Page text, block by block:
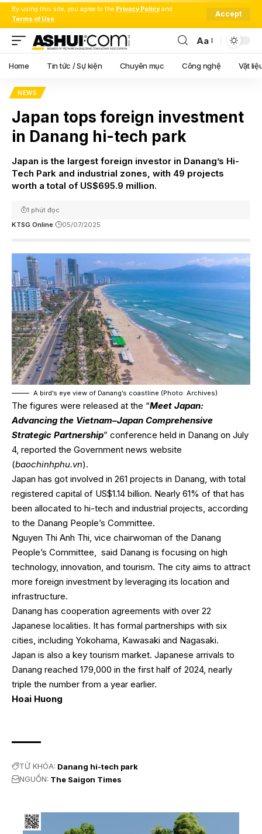
By using this site, you agree to the Privacy Policy and
Terms of Use.
Accept
Font
Resizer
Aa
Home Tin tức / Sự kiện Chuyên mục Công nghệ Vật
NEWS
Japan tops foreign investment
in Danang hi-tech park
Japan is the largest foreign investor in Danang’s Hi-
Tech Park and industrial zones, with 49 projects
worth a total of US$695.9 million.
KTSG Online 05/07/2025
1 phút đọc
A bird’s eye view of Danang’s coastline (Photo: Archives)
The figures were released at the “Meet Japan:
Advancing the Vietnam–Japan Comprehensive
Strategic Partnership” conference held in Danang on July
4, reported the Government news website
(baochinhphu.vn).
Japan has got involved in 261 projects in Danang, with total
registered capital of US$1.14 billion. Nearly 61% of that has
been allocated to hi-tech and industrial projects, according
to the Danang People’s Committee.
Nguyen Thi Anh Thi, vice chairwoman of the Danang
People’s Committee, said Danang is focusing on high
technology, innovation, and tourism. The city aims to attract
more foreign investment by leveraging its location and
infrastructure.
Danang has cooperation agreements with over 22
Japanese localities. It has formal partnerships with six
cities, including Yokohama, Kawasaki and Nagasaki.
Japan is also a key tourism market. Japanese arrivals to
Danang reached 179,000 in the first half of 2024, nearly
triple the number from a year earlier.
Hoai Huong
TỪ KHÓA: Danang hi-tech park
NGUỒN: The Saigon Times